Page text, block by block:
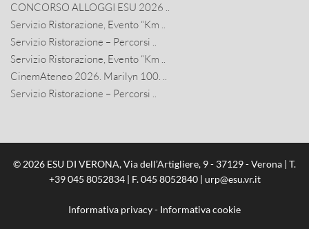
CONCORSO ALLOGGI ESU 2026 ..
Servizio Ristorazione, Evento “Km ..
Servizio Ristorazione – Percorsi ..
Servizio Ristorazione, Evento “Km ..
CinemAteneo 2026. Marilyn 100. ..
Servizio Ristorazione – Percorsi ..
© 2026 ESU DI VERONA, Via dell’Artigliere, 9 - 37129 - Verona | T.
+39 045 8052834| F. 045 8052840 | urp@esu.vr.it
Informativa privacy- Informativa cookie